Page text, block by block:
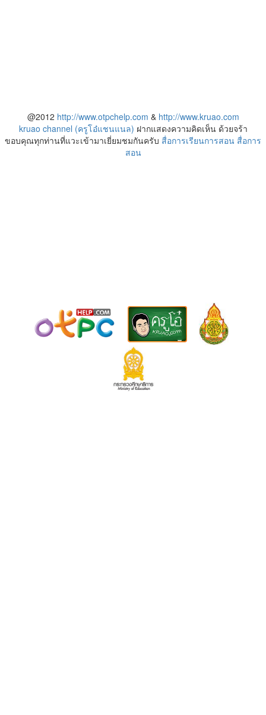
@2012 http://www.otpchelp.com & http://www.kruao.com
kruao channel (ครูโอ๋แชนแนล) ฝากแสดงความคิดเห็น ด้วยจร้า
ขอบคุณทุกท่านที่แวะเข้ามาเยี่ยมชมกันครับ สื่อการเรียนการสอน สื่อการ
สอน